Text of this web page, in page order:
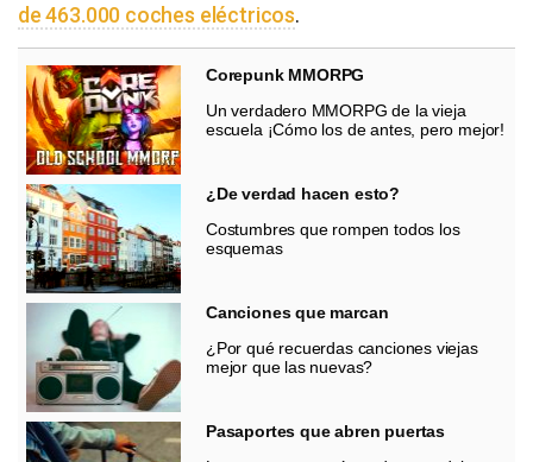
de 463.000 coches eléctricos.
Corepunk MMORPG
Un verdadero MMORPG de la vieja
escuela ¡Cómo los de antes, pero mejor!
¿De verdad hacen esto?
Costumbres que rompen todos los
esquemas
Canciones que marcan
¿Por qué recuerdas canciones viejas
mejor que las nuevas?
Pasaportes que abren puertas